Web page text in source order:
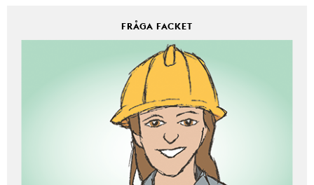
FRÅGA FACKET